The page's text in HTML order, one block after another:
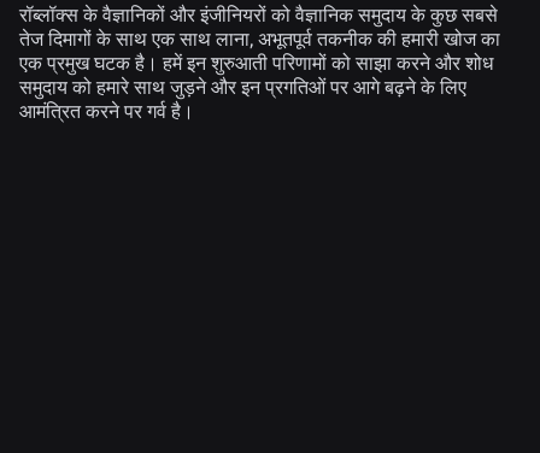
रॉब्लॉक्स के वैज्ञानिकों और इंजीनियरों को वैज्ञानिक समुदाय के कुछ सबसे
तेज दिमागों के साथ एक साथ लाना, अभूतपूर्व तकनीक की हमारी खोज का
एक प्रमुख घटक है। हमें इन शुरुआती परिणामों को साझा करने और शोध
समुदाय को हमारे साथ जुड़ने और इन प्रगतिओं पर आगे बढ़ने के लिए
आमंत्रित करने पर गर्व है।